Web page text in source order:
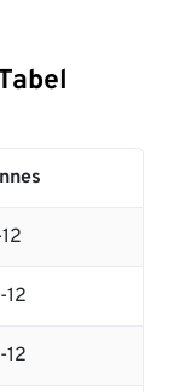
12
12